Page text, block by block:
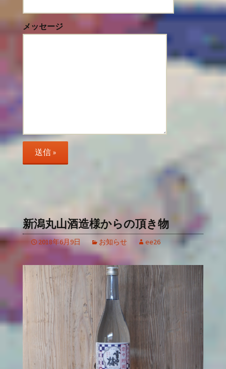
メッセージ
新潟丸山酒造様からの頂き物
2018年6月9日 お知らせ ee26